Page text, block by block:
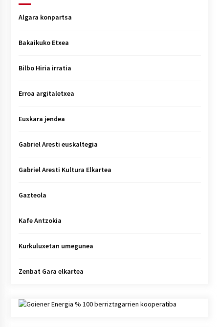
Algara konpartsa
Bakaikuko Etxea
Bilbo Hiria irratia
Erroa argitaletxea
Euskara jendea
Gabriel Aresti euskaltegia
Gabriel Aresti Kultura Elkartea
Gazteola
Kafe Antzokia
Kurkuluxetan umegunea
Zenbat Gara elkartea